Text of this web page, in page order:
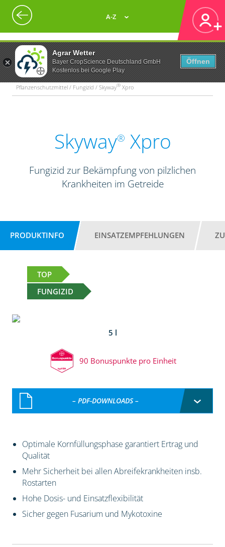
Agrar Wetter
Bayer CropScience Deutschland GmbH
Kostenlos bei Google Play
Öffnen
A-Z
Pflanzenschutzmittel / Fungizid / Skyway® Xpro
Skyway® Xpro
Fungizid zur Bekämpfung von pilzlichen
Krankheiten im Getreide
PRODUKTINFO EINSATZEMPFEHLUNGEN
TOP
FUNGIZID
5 l
90 Bonuspunkte pro Einheit
– PDF-DOWNLOADS –
Optimale Kornfüllungsphase garantiert Ertrag und
Qualität
Mehr Sicherheit bei allen Abreifekrankheiten insb.
Rostarten
Hohe Dosis- und Einsatzflexibilität
Sicher gegen Fusarium und Mykotoxine